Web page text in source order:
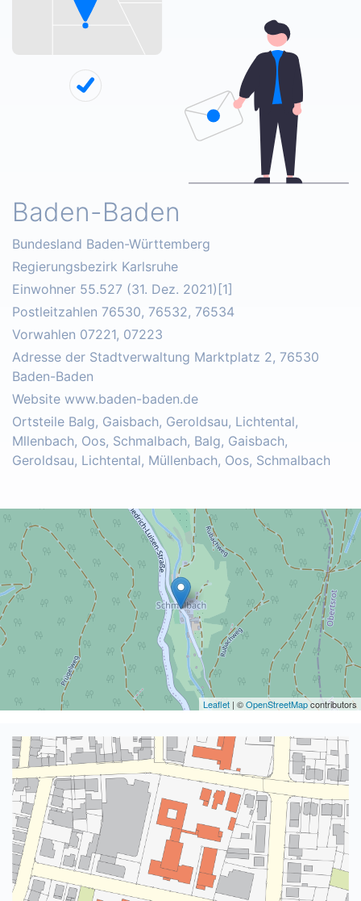
Baden-Baden
Bundesland Baden-Württemberg
Regierungsbezirk Karlsruhe
Einwohner 55.527 (31. Dez. 2021)[1]
Postleitzahlen 76530, 76532, 76534
Vorwahlen 07221, 07223
Adresse der Stadtverwaltung Marktplatz 2, 76530
Baden-Baden
Website www.baden-baden.de
Ortsteile Balg, Gaisbach, Geroldsau, Lichtental,
Mllenbach, Oos, Schmalbach, Balg, Gaisbach,
Geroldsau, Lichtental, Müllenbach, Oos, Schmalbach
Leaflet | ©OpenStreetMapcontributors